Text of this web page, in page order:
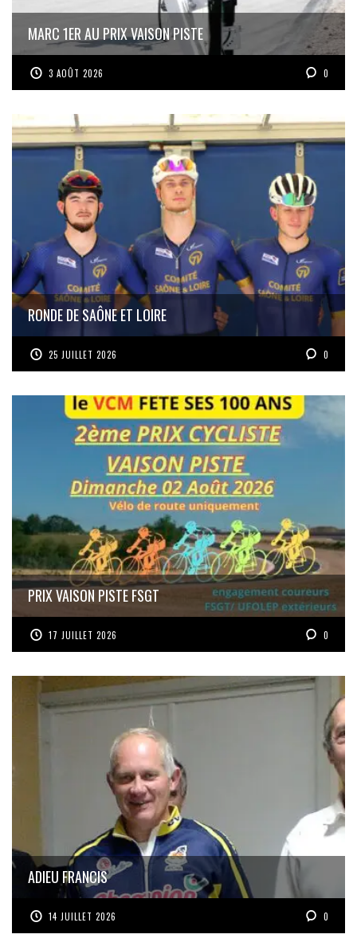
MARC 1ER AU PRIX VAISON PISTE
3 AOÛT 2026 0
RONDE DE SAÔNE ET LOIRE
25 JUILLET 2026 0
PRIX VAISON PISTE FSGT
17 JUILLET 2026 0
ADIEU FRANCIS
14 JUILLET 2026 0